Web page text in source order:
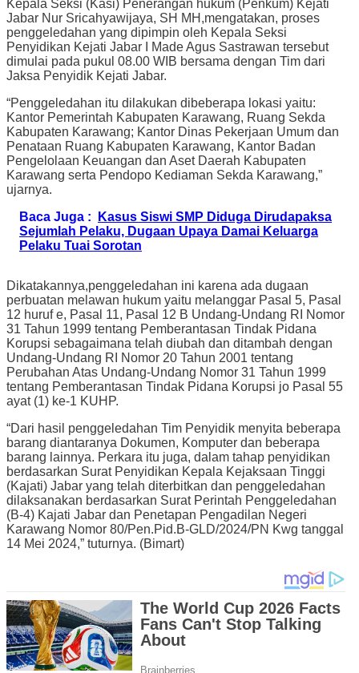
Kepala Seksi (Kasi) Penerangan hukum (Penkum) Kejati
Jabar Nur Sricahyawijaya, SH MH,mengatakan, proses
penggeledahan yang dipimpin oleh Kepala Seksi
Penyidikan Kejati Jabar I Made Agus Sastrawan tersebut
dimulai pada pukul 08.00 WIB bersama dengan Tim dari
Jaksa Penyidik Kejati Jabar.
“Penggeledahan itu dilakukan dibeberapa lokasi yaitu:
Kantor Pemerintah Kabupaten Karawang, Ruang Sekda
Kabupaten Karawang; Kantor Dinas Pekerjaan Umum dan
Penataan Ruang Kabupaten Karawang, Kantor Badan
Pengelolaan Keuangan dan Aset Daerah Kabupaten
Karawang serta Pendopo Kediaman Sekda Karawang,”
ujarnya.
Baca Juga :
Kasus Siswi SMP Diduga Dirudapaksa
Sejumlah Pelaku, Dugaan Upaya Damai Keluarga
Pelaku Tuai Sorotan
Dikatakannya,penggeledahan ini karena ada dugaan
perbuatan melawan hukum yaitu melanggar Pasal 5, Pasal
12 huruf e, Pasal 11, Pasal 12 B Undang-Undang RI Nomor
31 Tahun 1999 tentang Pemberantasan Tindak Pidana
Korupsi sebagaimana telah diubah dan ditambah dengan
Undang-Undang RI Nomor 20 Tahun 2001 tentang
Perubahan Atas Undang-Undang Nomor 31 Tahun 1999
tentang Pemberantasan Tindak Pidana Korupsi jo Pasal 55
ayat (1) ke-1 KUHP.
“Dari hasil penggeledahan Tim Penyidik menyita beberapa
barang diantaranya Dokumen, Komputer dan beberapa
barang lainnya. Perkara itu juga, dalam tahap penyidikan
berdasarkan Surat Penyidikan Kepala Kejaksaan Tinggi
(Kajati) Jabar yang telah diterbitkan dan penggeledahan
dilaksanakan berdasarkan Surat Perintah Penggeledahan
(B-4) Kajati Jabar dan Penetapan Pengadilan Negeri
Karawang Nomor 80/Pen.Pid.B-GLD/2024/PN Kwg tanggal
14 Mei 2024,” tuturnya. (Bimart)